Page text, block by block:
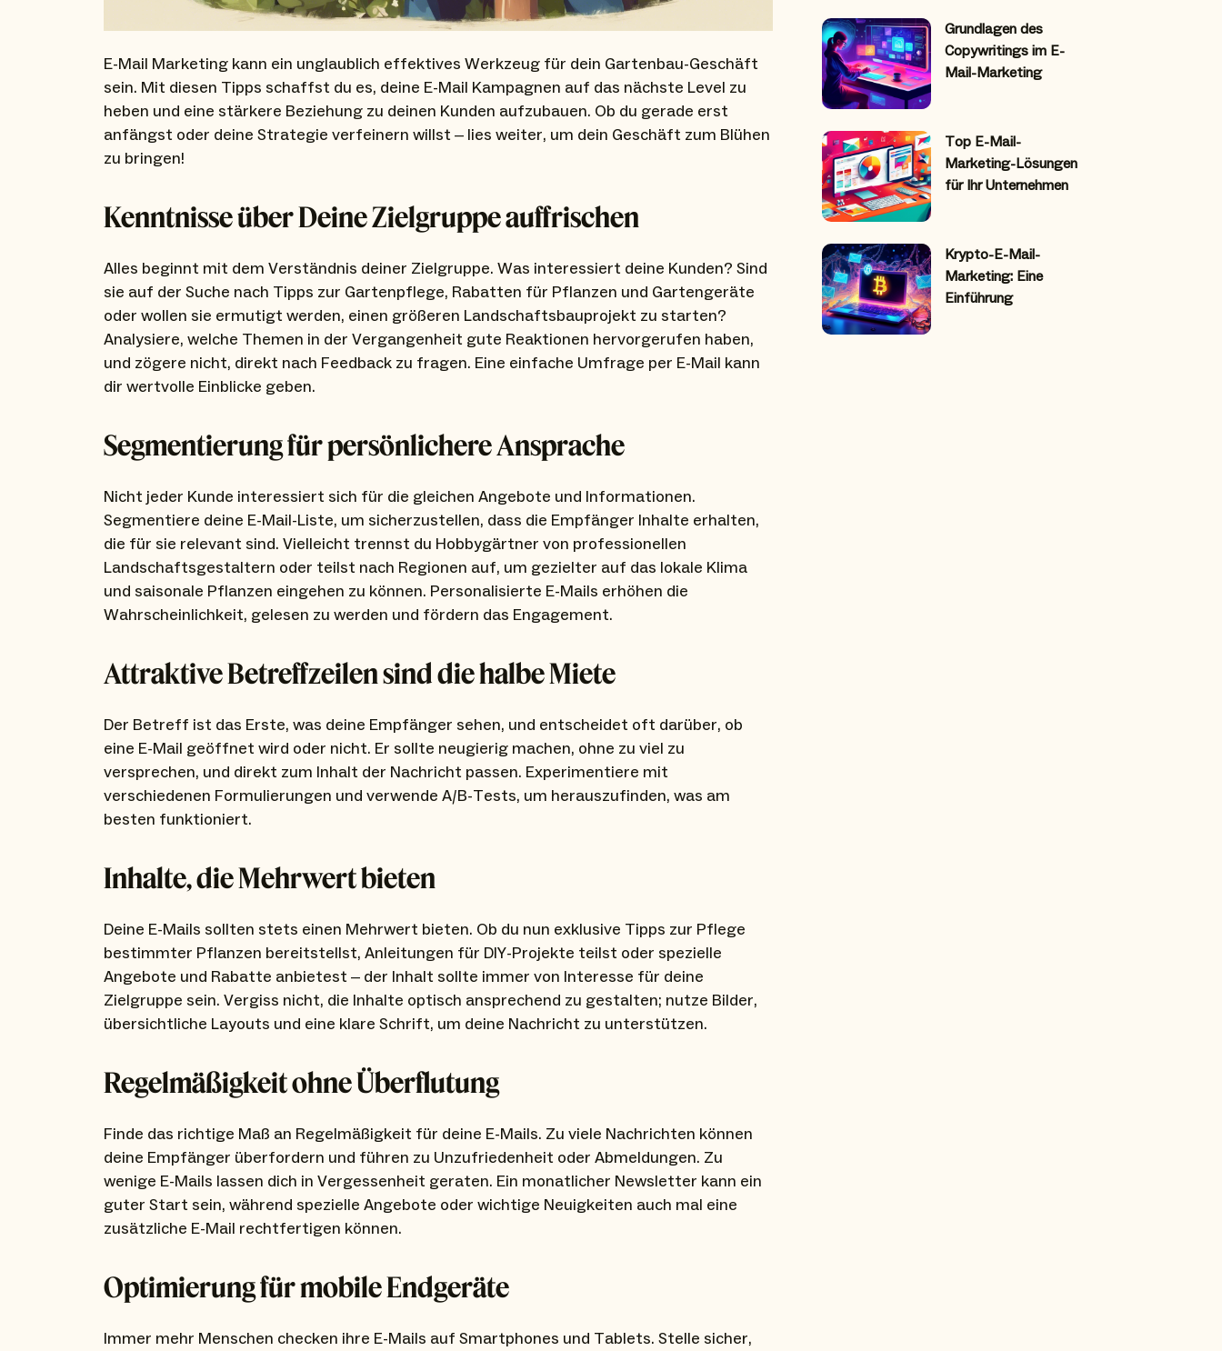
E-Mail Marketing kann ein unglaublich effektives Werkzeug für dein Gartenbau-Geschäft
sein. Mit diesen Tipps schaffst du es, deine E-Mail Kampagnen auf das nächste Level zu
heben und eine stärkere Beziehung zu deinen Kunden aufzubauen. Ob du gerade erst
anfängst oder deine Strategie verfeinern willst – lies weiter, um dein Geschäft zum Blühen
zu bringen!
Kenntnisse über Deine Zielgruppe auffrischen
Alles beginnt mit dem Verständnis deiner Zielgruppe. Was interessiert deine Kunden? Sind
sie auf der Suche nach Tipps zur Gartenpflege, Rabatten für Pflanzen und Gartengeräte
oder wollen sie ermutigt werden, einen größeren Landschaftsbauprojekt zu starten?
Analysiere, welche Themen in der Vergangenheit gute Reaktionen hervorgerufen haben,
und zögere nicht, direkt nach Feedback zu fragen. Eine einfache Umfrage per E-Mail kann
dir wertvolle Einblicke geben.
Segmentierung für persönlichere Ansprache
Nicht jeder Kunde interessiert sich für die gleichen Angebote und Informationen.
Segmentiere deine E-Mail-Liste, um sicherzustellen, dass die Empfänger Inhalte erhalten,
die für sie relevant sind. Vielleicht trennst du Hobbygärtner von professionellen
Landschaftsgestaltern oder teilst nach Regionen auf, um gezielter auf das lokale Klima
und saisonale Pflanzen eingehen zu können. Personalisierte E-Mails erhöhen die
Wahrscheinlichkeit, gelesen zu werden und fördern das Engagement.
Attraktive Betreffzeilen sind die halbe Miete
Der Betreff ist das Erste, was deine Empfänger sehen, und entscheidet oft darüber, ob
eine E-Mail geöffnet wird oder nicht. Er sollte neugierig machen, ohne zu viel zu
versprechen, und direkt zum Inhalt der Nachricht passen. Experimentiere mit
verschiedenen Formulierungen und verwende A/B-Tests, um herauszufinden, was am
besten funktioniert.
Inhalte, die Mehrwert bieten
Deine E-Mails sollten stets einen Mehrwert bieten. Ob du nun exklusive Tipps zur Pflege
bestimmter Pflanzen bereitstellst, Anleitungen für DIY-Projekte teilst oder spezielle
Angebote und Rabatte anbietest – der Inhalt sollte immer von Interesse für deine
Zielgruppe sein. Vergiss nicht, die Inhalte optisch ansprechend zu gestalten; nutze Bilder,
übersichtliche Layouts und eine klare Schrift, um deine Nachricht zu unterstützen.
Regelmäßigkeit ohne Überflutung
Finde das richtige Maß an Regelmäßigkeit für deine E-Mails. Zu viele Nachrichten können
deine Empfänger überfordern und führen zu Unzufriedenheit oder Abmeldungen. Zu
wenige E-Mails lassen dich in Vergessenheit geraten. Ein monatlicher Newsletter kann ein
guter Start sein, während spezielle Angebote oder wichtige Neuigkeiten auch mal eine
zusätzliche E-Mail rechtfertigen können.
Optimierung für mobile Endgeräte
Immer mehr Menschen checken ihre E-Mails auf Smartphones und Tablets. Stelle sicher,
Grundlagen des
Copywritings im E-
Mail-Marketing
Top E-Mail-
Marketing-Lösungen
für Ihr Unternehmen
Krypto-E-Mail-
Marketing: Eine
Einführung